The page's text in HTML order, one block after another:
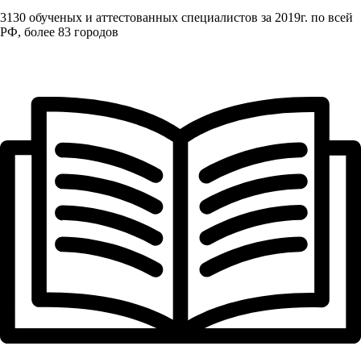
3130 обученых и аттестованных специалистов за 2019г. по всей
РФ, более 83 городов